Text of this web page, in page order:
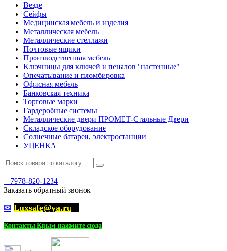
Везде
Сейфы
Медицинская мебель и изделия
Металлическая мебель
Металлические стеллажи
Почтовые ящики
Производственная мебель
Ключницы для ключей и пеналов "настенные"
Опечатывание и пломбировка
Офисная мебель
Банковская техника
Торговые марки
Гардеробные системы
Металлические двери ПРОМЕТ-Стальные Двери
Складское оборудование
Солнечные батареи, электростанции
УЦЕНКА
+ 7978-820-1234
Заказать обратный звонок
✉ Luxsafe@ya.ru
Контакты Крым нажмите сюда